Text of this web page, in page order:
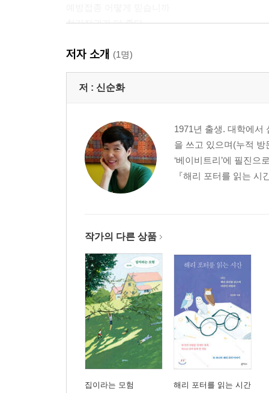
천기저귀가 더 좋다
기저귀 차는 엄마
두 번째 이야기_ 엄마도 실수하며 배우고 자란다
빈둥거리는 남편, 꽁한 아내
친정엄마와 함께한 화요일
흙에서 키우는 공동육아 어린이집을 선택하며
가짜 말고 진짜 배움을 주자
아이들도 자기만의 아지트가 필요하다
정성으로 마무리하는 인연, 감나무야 잘 있어
엄마도 실수하며 배우고 자란다
이사, 정든 장소와 이별하기
세 번째 이야기_ 아이 키우는 데 정말로 필요한 것
아이들이 텔레비전과 일에 부모를 뺏기지 않기를
직장과 아이 사이
얘들아 음악에 깃든 삶을 누려라
대충 차린 밥상 vs 정성을 담은 밥상
저자 소개 (1명)
저 : 신순화
1971년 출생. 대학에서
을 쓰고 있으며(누적
‘베이비트리’에 필진
『해리 포터를 읽는
작가의 다른 상품
집이라는 모험 해리 포터를 읽는 시간